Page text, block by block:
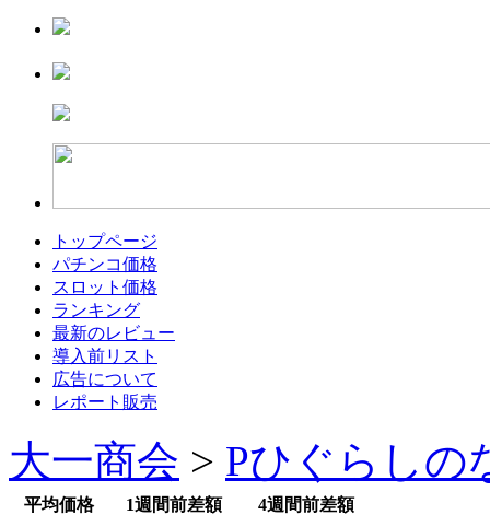
トップページ
パチンコ価格
スロット価格
ランキング
最新のレビュー
導入前リスト
広告について
レポート販売
大一商会 > Pひぐらしの
平均価格 1週間前差額
4週間前差額